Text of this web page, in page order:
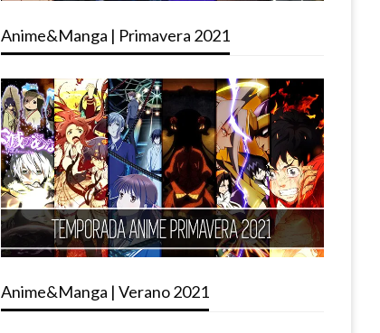
Anime&Manga | Primavera 2021
Anime&Manga | Verano 2021